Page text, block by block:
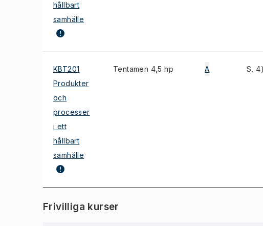
hållbart
samhälle
KBT201
Produkter
och
processer
i ett
hållbart
samhälle
Tentamen 4,5 hp A S, 4)
Frivilliga kurser